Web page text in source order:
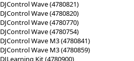
DJControl Wave (4780821)
DJControl Wave (4780820)
DJControl Wave (4780770)
DJControl Wave (4780754)
DJControl Wave M3 (4780841)
DJControl Wave M3 (4780859)
DJLearning Kit (4780900)